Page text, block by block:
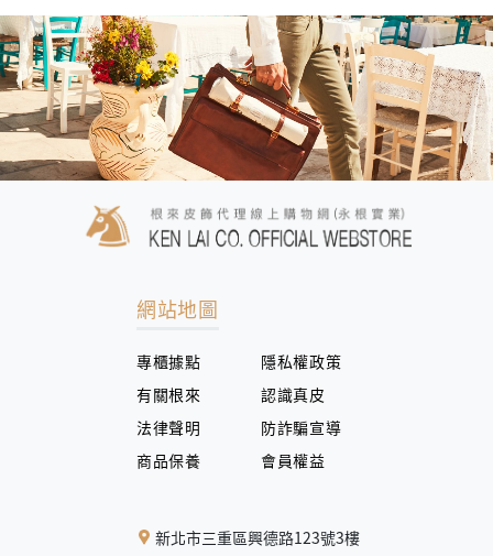
網站地圖
專櫃據點
隱私權政策
有關根來
認識真皮
法律聲明
防詐騙宣導
商品保養
會員權益
新北市三重區興德路123號3樓